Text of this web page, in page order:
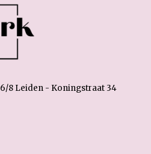
8 Leiden - Koningstraat 34